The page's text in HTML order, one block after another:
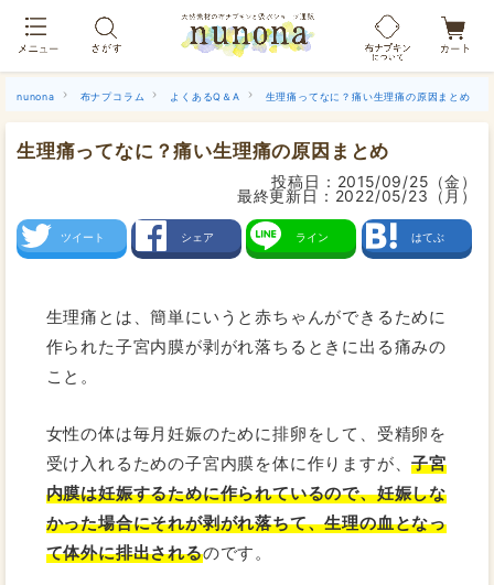
nunona 布ナプコラム よくあるQ＆A 生理痛ってなに？痛い生理痛の原因まとめ
生理痛ってなに？痛い生理痛の原因まとめ
投稿日： 2015/09/25（金）
最終更新日： 2022/05/23（月）
ツイート シェア ライン はてぶ
生理痛とは、簡単にいうと赤ちゃんができるために
作られた子宮内膜が剥がれ落ちるときに出る痛みの
こと。
女性の体は毎月妊娠のために排卵をして、受精卵を
受け入れるための子宮内膜を体に作りますが、子宮
内膜は妊娠するために作られているので、妊娠しな
かった場合にそれが剥がれ落ちて、生理の血となっ
て体外に排出されるのです。